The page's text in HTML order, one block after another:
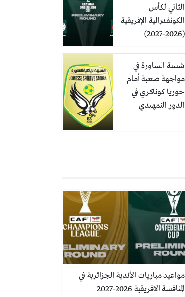
الثاني لكأس
الكونفدرالية الإفريقية
(2026-2027)
شبيبة الساورة في
مواجهة صعبة أمام
حوريا كوناكري في
الدور التمهيدي
مواعيد مباريات الأندية الجزائرية في
المنافسة الافريقية 2026-2027